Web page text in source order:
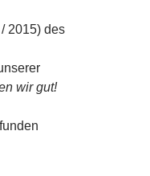
2015) des
wir gut!